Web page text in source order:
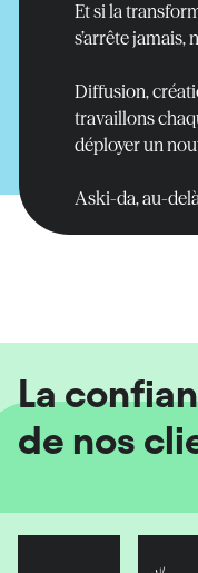
Et si la
s’arrête jamais,
Diffusion,
travaillons
déployer un
Aski-da, au-
La
de nos